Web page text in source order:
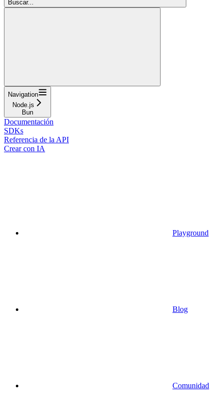
Buscar...
Navigation
Node.js
Bun
Documentación
SDKs
Referencia de la API
Crear con IA
Playground
Blog
Comunidad